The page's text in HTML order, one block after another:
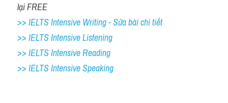
lại FREE
>> IELTS Intensive Writing - Sửa bài chi tiết
>> IELTS Intensive Listening
>> IELTS Intensive Reading
>> IELTS Intensive Speaking